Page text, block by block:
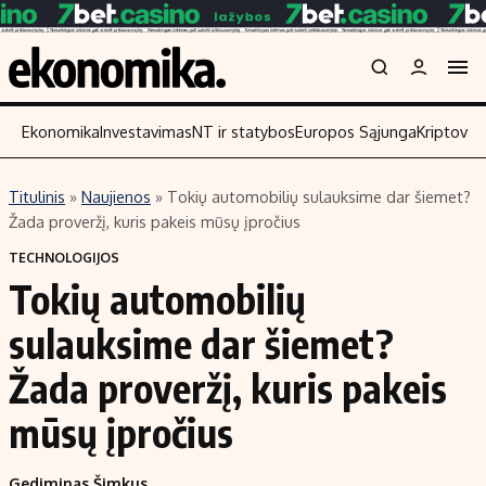
Turinys
Naujienos
Aplinka
Verslas
Energetika
Ekonomika
Politika
NT ir statybos
Skaitykite
Įmonės
Žemės ūkis
Technologijos
Laisvalaikis
EkonomikaInvestavimasNT ir statybosEuropos Sąjunga
Titulinis » Naujienos » Tokių automobilių sulauksime dar šiemet?
Žada proveržį, kuris pakeis mūsų įpročius
TECHNOLOGIJOS
Tokių automobilių
sulauksime dar šiemet?
Žada proveržį, kuris pakeis
mūsų įpročius